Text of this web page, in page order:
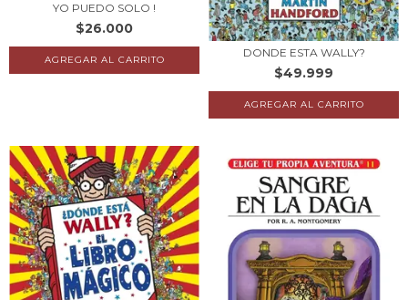
YO PUEDO SOLO !
$26.000
DONDE ESTA WALLY?
$49.999